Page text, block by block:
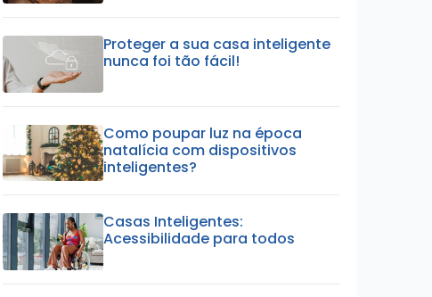
Proteger a sua casa inteligente
nunca foi tão fácil!
Como poupar luz na época
natalícia com dispositivos
inteligentes?
Casas Inteligentes:
Acessibilidade para todos